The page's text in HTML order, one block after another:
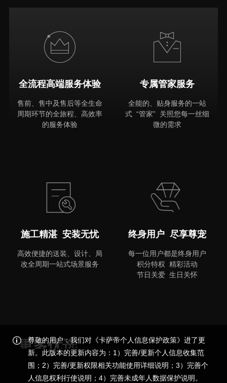
全流程高端服务体验
售前、售中及售后等全生命
周期环节的全旅程、高效率
的服务体验
专属管家服务
全能的、贴身服务的一站
式 “管家” 关照您每一丝细
微的需求
施工精湛 安装无忧
高效便捷的送装、设计、局
改全周期一站式场景服务
终身用户 尽享尊宠
每一位用户都是终身用户
积分特权 精彩活动
节日关爱 生日关怀
更多优选 More Preferred
品质尊享，更多精彩
尊敬的用户：我们对《卡萨帝个人信息保护政策》进了更
新。此版本的更新内容为：1）完善/更新个人信息收集范
围；2）完善/更新权限相关功能使用详细说明；3）完善个
人信息权利行使说明；4）完善未成年人数据保护说明。